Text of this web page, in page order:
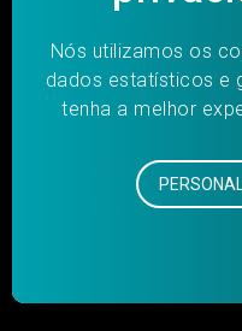
IDBrasil
seleção, as
navigation
PREVIOUS